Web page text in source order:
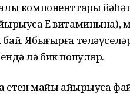
компоненттары
Е витаминына),
Ябығырға
лә бик популяр.
етен майы айырыуса